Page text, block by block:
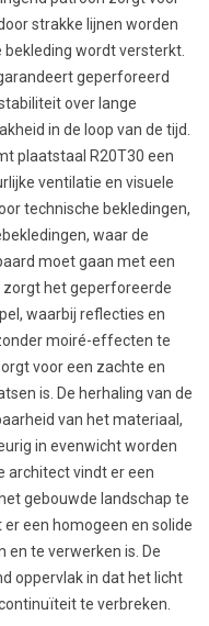
strakke lijnen worden
wordt versterkt.
geperforeerd
over lange
in de loop van de tijd.
plaatstaal R20T30 een
ventilatie en visuele
technische bekledingen,
waar de
moet gaan met een
het geperforeerde
waarbij reflecties en
moiré-effecten te
voor een zachte en
is. De herhaling van de
van het materiaal,
in evenwicht worden
architect vindt er een
gebouwde landschap te
een homogeen en solide
en te verwerken is. De
oppervlak in dat het licht
te verbreken.